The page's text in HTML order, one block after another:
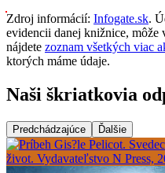
Zdroj informácií: Infogate.sk.
evidencii danej knižnice, môže
nájdete zoznam všetkých viac
ktorých máme údaje.
Naši škriatkovia
Predchádzajúce Ďalšie